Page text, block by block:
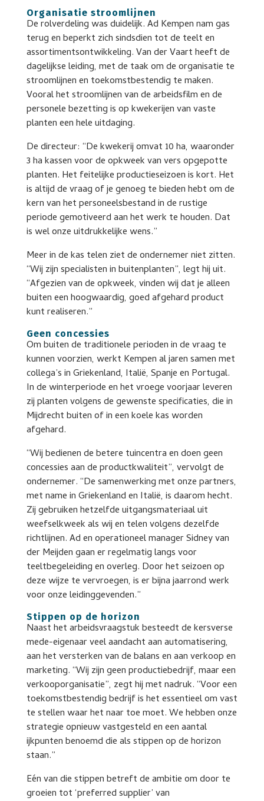
Organisatie stroomlijnen
De rolverdeling was duidelijk. Ad Kempen nam gas
terug en beperkt zich sindsdien tot de teelt en
assortimentsontwikkeling. Van der Vaart heeft de
dagelijkse leiding, met de taak om de organisatie te
stroomlijnen en toekomstbestendig te maken.
Vooral het stroomlijnen van de arbeidsfilm en de
personele bezetting is op kwekerijen van vaste
planten een hele uitdaging.
De directeur: “De kwekerij omvat 10 ha, waaronder
3 ha kassen voor de opkweek van vers opgepotte
planten. Het feitelijke productieseizoen is kort. Het
is altijd de vraag of je genoeg te bieden hebt om de
kern van het personeelsbestand in de rustige
periode gemotiveerd aan het werk te houden. Dat
is wel onze uitdrukkelijke wens.”
Meer in de kas telen ziet de ondernemer niet zitten.
“Wij zijn specialisten in buitenplanten”, legt hij uit.
“Afgezien van de opkweek, vinden wij dat je alleen
buiten een hoogwaardig, goed afgehard product
kunt realiseren.”
Geen concessies
Om buiten de traditionele perioden in de vraag te
kunnen voorzien, werkt Kempen al jaren samen met
collega’s in Griekenland, Italië, Spanje en Portugal.
In de winterperiode en het vroege voorjaar leveren
zij planten volgens de gewenste specificaties, die in
Mijdrecht buiten of in een koele kas worden
afgehard.
“Wij bedienen de betere tuincentra en doen geen
concessies aan de productkwaliteit”, vervolgt de
ondernemer. “De samenwerking met onze partners,
met name in Griekenland en Italië, is daarom hecht.
Zij gebruiken hetzelfde uitgangsmateriaal uit
weefselkweek als wij en telen volgens dezelfde
richtlijnen. Ad en operationeel manager Sidney van
der Meijden gaan er regelmatig langs voor
teeltbegeleiding en overleg. Door het seizoen op
deze wijze te vervroegen, is er bijna jaarrond werk
voor onze leidinggevenden.”
Stippen op de horizon
Naast het arbeidsvraagstuk besteedt de kersverse
mede-eigenaar veel aandacht aan automatisering,
aan het versterken van de balans en aan verkoop en
marketing. “Wij zijn geen productiebedrijf, maar een
verkooporganisatie”, zegt hij met nadruk. “Voor een
toekomstbestendig bedrijf is het essentieel om vast
te stellen waar het naar toe moet. We hebben onze
strategie opnieuw vastgesteld en een aantal
ijkpunten benoemd die als stippen op de horizon
staan.”
Eén van die stippen betreft de ambitie om door te
groeien tot ‘preferred supplier’ van